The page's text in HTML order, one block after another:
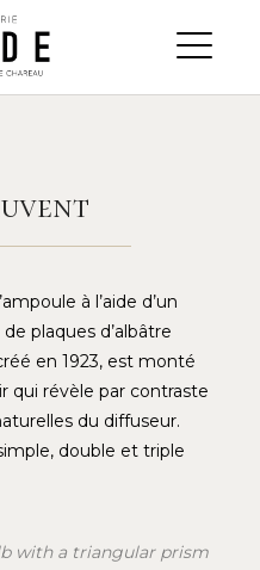
à l’aide d’un
plaques d’albâtre
en 1923, est monté
qui révèle par contraste
du diffuseur.
double et triple
with a triangular prism